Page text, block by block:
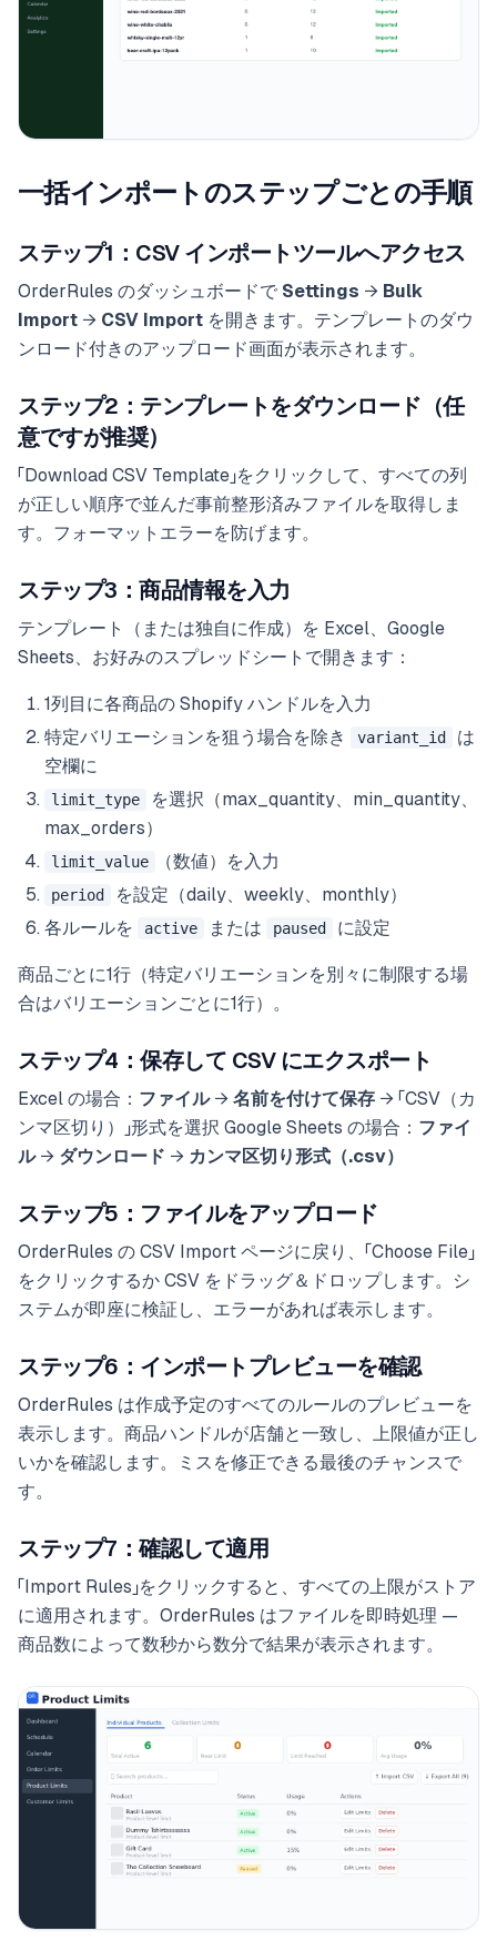
一括インポートのステップごとの手順
ステップ1：CSV インポートツールへアクセス
OrderRules のダッシュボードで Settings → Bulk
Import → CSV Import を開きます。テンプレートのダウ
ンロード付きのアップロード画面が表示されます。
ステップ2：テンプレートをダウンロード（任
意ですが推奨）
「Download CSV Template」をクリックして、すべての列
が正しい順序で並んだ事前整形済みファイルを取得しま
す。フォーマットエラーを防げます。
ステップ3：商品情報を入力
テンプレート（または独自に作成）を Excel、Google
Sheets、お好みのスプレッドシートで開きます：
1列目に各商品の Shopify ハンドルを入力
特定バリエーションを狙う場合を除き
variant_id
は
空欄に
limit_type
を選択（max_quantity、min_quantity、
max_orders）
limit_value （数値）を入力
period
を設定（daily、weekly、monthly）
各ルールを
active または paused に設定
商品ごとに1行（特定バリエーションを別々に制限する場
合はバリエーションごとに1行）。
ステップ4：保存して CSV にエクスポート
Excel の場合： ファイル→ 名前を付けて保存 → 「CSV（カ
ンマ区切り）」形式を選択 Google Sheets の場合： ファイ
ル→ ダウンロード → カンマ区切り形式（.csv）
ステップ5：ファイルをアップロード
OrderRules の CSV Import ページに戻り、「Choose File」
をクリックするか CSV をドラッグ＆ドロップします。シ
ステムが即座に検証し、エラーがあれば表示します。
ステップ6：インポートプレビューを確認
OrderRules は作成予定のすべてのルールのプレビューを
表示します。商品ハンドルが店舗と一致し、上限値が正し
いかを確認します。ミスを修正できる最後のチャンスで
す。
ステップ7：確認して適用
「Import Rules」をクリックすると、すべての上限がストア
に適用されます。OrderRules はファイルを即時処理 —
商品数によって数秒から数分で結果が表示されます。